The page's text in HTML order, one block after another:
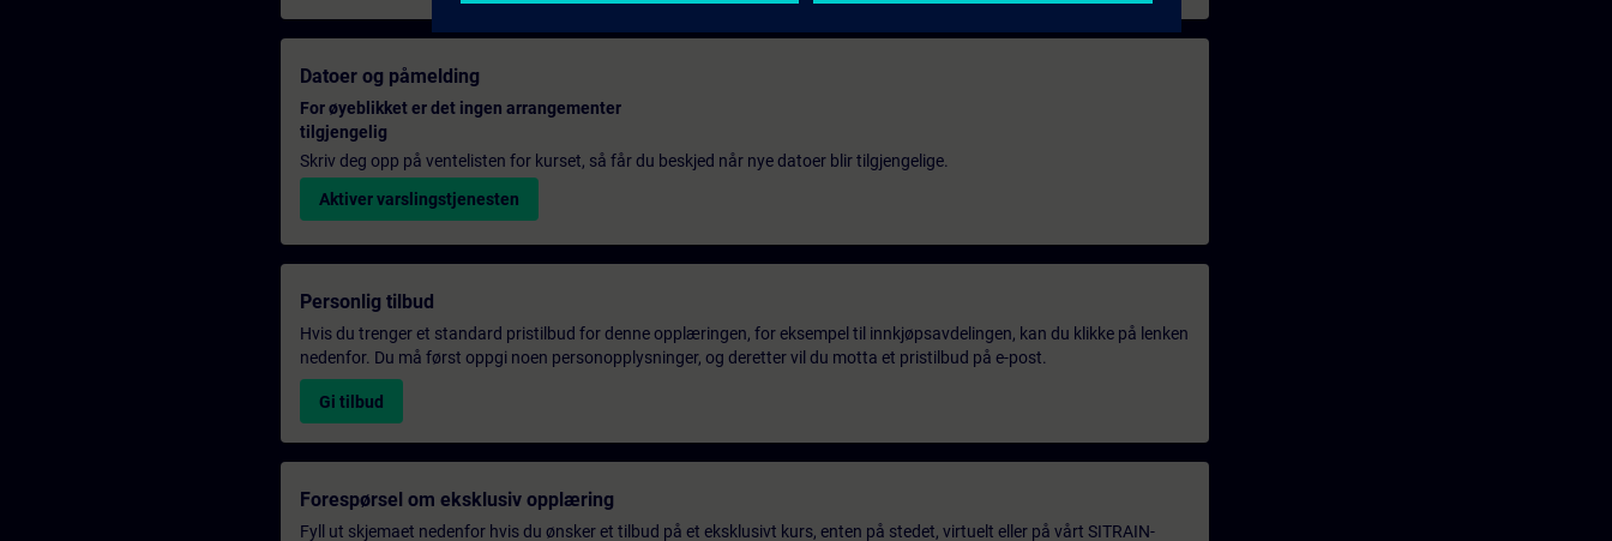
Datoer og påmelding
For øyeblikket er det ingen arrangementer
tilgjengelig
Skriv deg opp på ventelisten for kurset, så får du beskjed når nye datoer blir tilgjengelige.
Aktiver varslingstjenesten
Personlig tilbud
Hvis du trenger et standard pristilbud for denne opplæringen, for eksempel til innkjøpsavdelingen, kan du klikke på lenken
nedenfor. Du må først oppgi noen personopplysninger, og deretter vil du motta et pristilbud på e-post.
Gi tilbud
Forespørsel om eksklusiv opplæring
Fyll ut skjemaet nedenfor hvis du ønsker et tilbud på et eksklusivt kurs, enten på stedet, virtuelt eller på vårt SITRAIN-